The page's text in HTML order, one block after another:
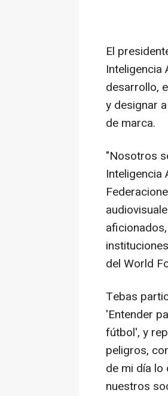
El
Inteligencia
desarrollo,
y designar
de marca.
"Nosotros
Inteligencia
del World
Tebas
'Entender
fútbol', y
peligros,
de mi día lo
nuestros